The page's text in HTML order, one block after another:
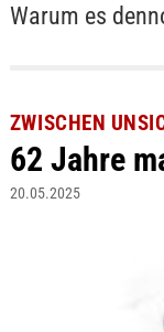
Warum es
ZWISCHEN
62 Jahre
20.05.2025